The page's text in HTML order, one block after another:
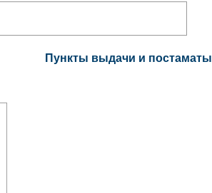
Пункты выдачи и постаматы